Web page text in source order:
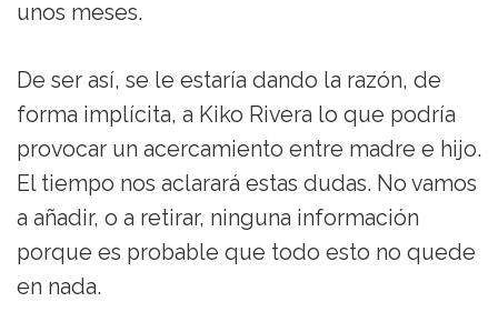
unos meses.
De ser así, se le estaría dando la razón, de
forma implícita, a Kiko Rivera lo que podría
provocar un acercamiento entre madre e hijo.
El tiempo nos aclarará estas dudas. No vamos
a añadir, o a retirar, ninguna información
porque es probable que todo esto no quede
en nada.